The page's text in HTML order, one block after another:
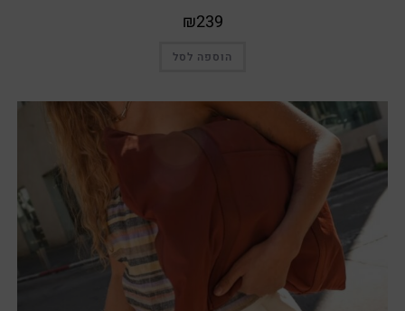
₪239
הוספה לסל